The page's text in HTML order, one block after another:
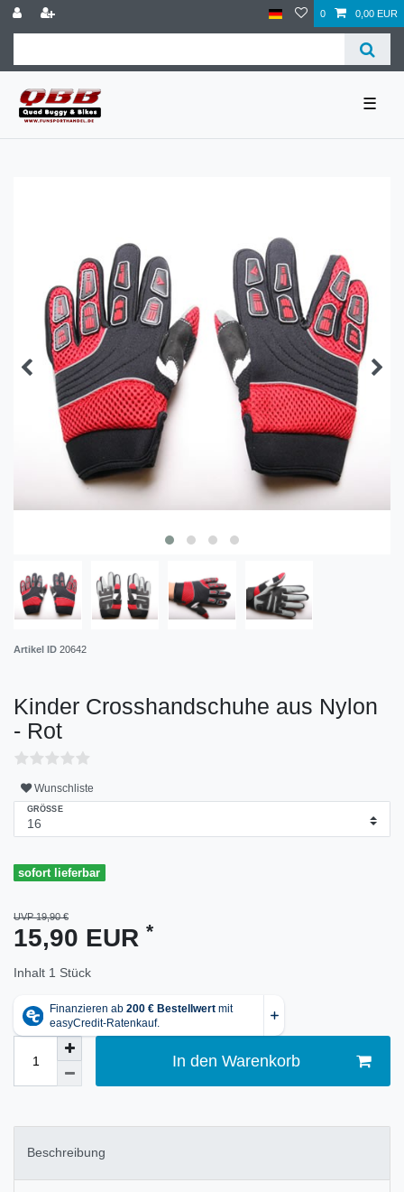
0 0,00 EUR
☰
Artikel ID 20642
Kinder Crosshandschuhe aus Nylon
- Rot
Wunschliste
GRÖSSE
sofort lieferbar
UVP 19,90 €
15,90 EUR *
Inhalt 1 Stück
In den Warenkorb
Beschreibung